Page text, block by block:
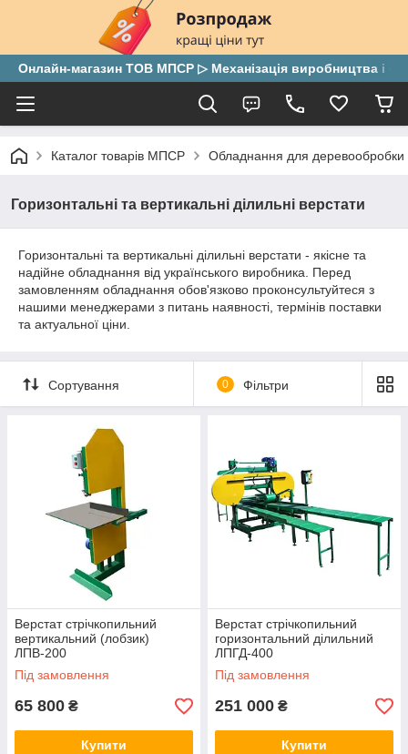
Онлайн-магазин ТОВ МПСР ▷ Механізація виробництва і
Каталог товарів МПСР Обладнання для деревообробки
Горизонтальні та вертикальні ділильні верстати
Горизонтальні та вертикальні ділильні верстати - якісне та
надійне обладнання від українського виробника. Перед
замовленням обладнання обов'язково проконсультуйтеся з
нашими менеджерами з питань наявності, термінів поставки
та актуальної ціни.
Сортування 0 Фільтри
Верстат стрічкопильний
вертикальний (лобзик)
ЛПВ-200
Під замовлення
65 800 ₴
Купити
Верстат стрічкопильний
горизонтальний ділильний
ЛПГД-400
Під замовлення
251 000 ₴
Купити